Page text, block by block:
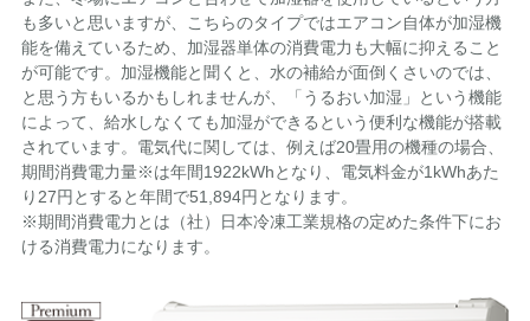
も多いと思いますが、こちらのタイプではエアコン自体が加湿機
能を備えているため、加湿器単体の消費電力も大幅に抑えること
が可能です。加湿機能と聞くと、水の補給が面倒くさいのでは、
と思う方もいるかもしれませんが、「うるおい加湿」という機能
によって、給水しなくても加湿ができるという便利な機能が搭載
されています。電気代に関しては、例えば20畳用の機種の場合、
期間消費電力量※は年間1922kWhとなり、電気料金が1kWhあた
り27円とすると年間で51,894円となります。
※期間消費電力とは（社）日本冷凍工業規格の定めた条件下にお
ける消費電力になります。